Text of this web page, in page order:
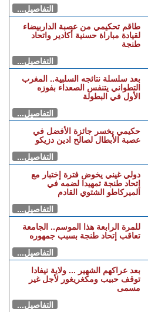
التفاصيل...
طاقم تحكيمي من عصبة الداربيضاء
لقيادة مباراة حسنية أكادير واتحاد
طنجة
التفاصيل...
بعد سلسلة نتائجه السلبية.. المغرب
التطواني يتنفس الصعداء بفوزه
الأول في البطولة
التفاصيل...
حكيمي يخسر جائزة الأفضل في
عصبة الأبطال لصالح ادين دزيكو
التفاصيل...
دولي غيني يخوض فترة إختبار مع
إتحاد طنجة تمهيدا لضمه في
الميركاطو الشتوي القادم
التفاصيل...
للمرة الرابعة هذا الموسم.. الجامعة
تعاقب إتحاد طنجة بسبب جمهوره
التفاصيل...
بعد عراكهم الشهير ... ولاية نيفادا
توقف حبيب ومكغريغور لأجل غير
مسمى
التفاصيل...